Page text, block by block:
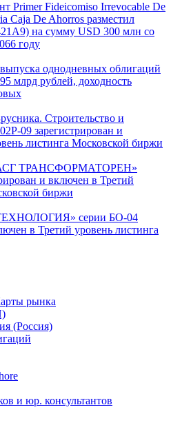
Primer Fideicomiso Irrevocable De
Caja De Ahorros разместил
на сумму USD 300 млн со
году
однодневных облигаций
млрд рублей, доходность
Строительство и
09 зарегистрирован и
листинга Московской биржи
ТРАНСФОРМАТОРЕН»
и включен в Третий
биржи
серии БО-04
в Третий уровень листинга
рынка
(Россия)
и юр. консультантов